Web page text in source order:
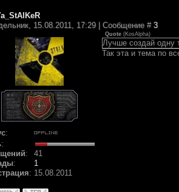
15.08.2011, 17:29 | Сообщение # 3
:
:
:
41
:
1
: 15.08.2011
Quote (KosAlpha)
Лучше создай одну
Так эта и тема по